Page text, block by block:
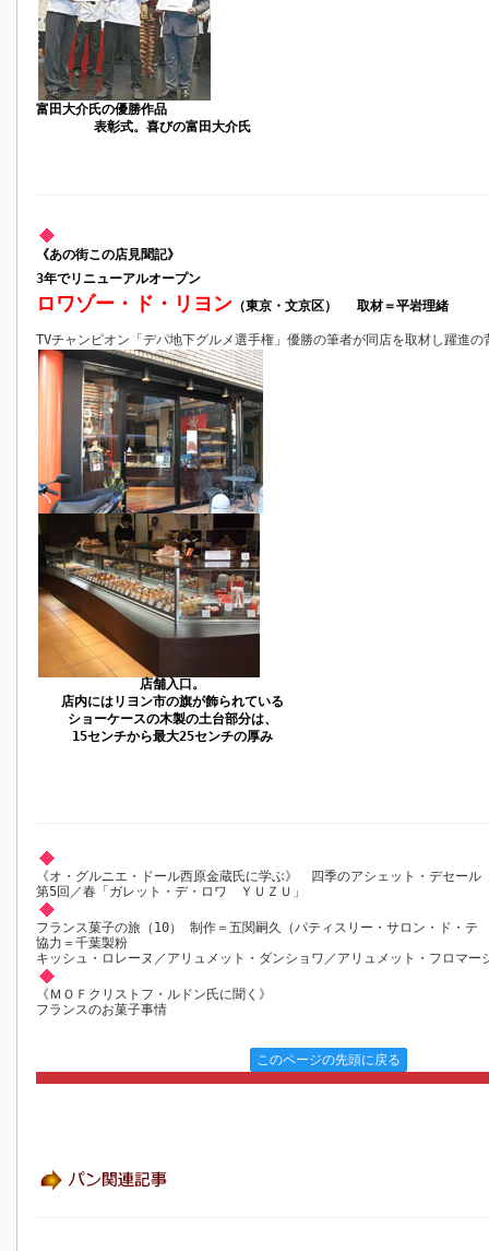
富田大介氏の優勝作品
表彰式。喜びの富田大介氏
《あの街この店見聞記》
3年でリニューアルオープン
ロワゾー・ド・リヨン （東京・文京区） 取材＝平岩理緒
TVチャンピオン「デパ地下グルメ選手権」優勝の筆者が同店を取材し躍進の
店舗入口。
店内にはリヨン市の旗が飾られている
ショーケースの木製の土台部分は、
15センチから最大25センチの厚み
《オ・グルニエ・ドール西原金蔵氏に学ぶ》 四季のアシェット・デセー
第5回／春「ガレット・デ・ロワ ＹＵＺＵ」
フランス菓子の旅（10） 制作＝五関嗣久（パティスリー・サロン・ド
協力＝千葉製粉
キッシュ・ロレーヌ／アリュメット・ダンショワ／アリュメット・フロマー
《ＭＯＦクリストフ・ルドン氏に聞く》
フランスのお菓子事情
このページの先頭に戻る